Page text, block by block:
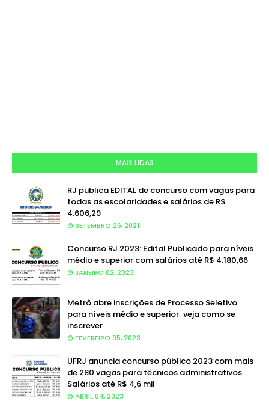
MAIS LIDAS
RJ publica EDITAL de concurso com vagas para
todas as escolaridades e salários de R$
4.606,29
SETEMBRO 26, 2021
Concurso RJ 2023: Edital Publicado para níveis
médio e superior com salários até R$ 4.180,66
JANEIRO 02, 2023
Metrô abre inscrições de Processo Seletivo
para níveis médio e superior; veja como se
inscrever
FEVEREIRO 05, 2023
UFRJ anuncia concurso público 2023 com mais
de 280 vagas para técnicos administrativos.
Salários até R$ 4,6 mil
ABRIL 04, 2023